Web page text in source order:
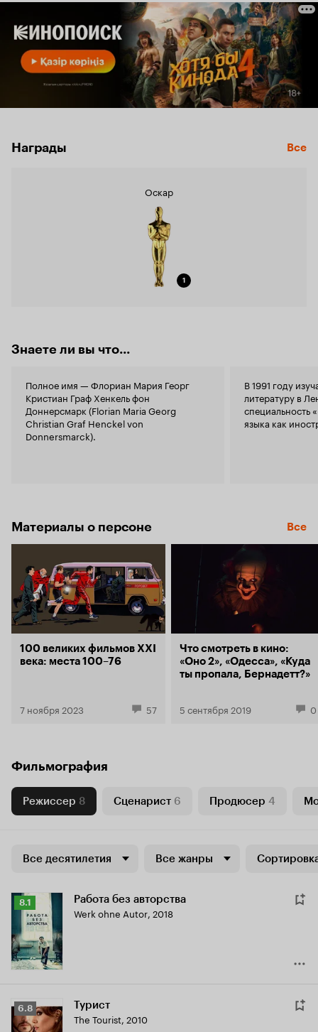
Награды Все
Оскар
1
Знаете ли вы что...
Полное имя — Флориан Мария Георг
Кристиан Граф Хенкель фон
Доннерсмарк (Florian Maria Georg
Christian Graf Henckel von
Donnersmarck).
В 1991 году
литературу в
специальность
языка как
Материалы о персоне Все
100 великих фильмов XXI
века: места 100–76
7 ноября 2023 57
Что смотреть в кино:
«Оно 2», «Одесса», «Куда
ты пропала, Бернадетт?»
5 сентября 2019 0
Фильмография
Режиссер 8 Сценарист 6 Продюсер 4
Все десятилетия Все жанры
Рейтинг
Кинопоиска
8.1
8.1 Работа без авторства
Werk ohne Autor, 2018
Рейтинг
Кинопоиска
6.8 Турист
The Tourist, 2010